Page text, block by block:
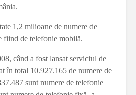
1,2 milioane de numere de
fiind de telefonie mobilă.
când a fost lansat serviciul de
în total 10.927.165 de numere de
sunt numere de telefonie